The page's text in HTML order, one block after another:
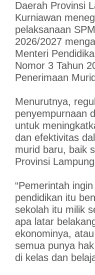
Daerah Provinsi
Kurniawan
pelaksanaan
2026/2027
Menteri
Nomor 3 Tahun
Penerimaan
Menurutnya,
penyempurnaan
untuk
dan efektivitas
murid baru, baik
Provinsi
“Pemerintah
pendidikan itu
sekolah itu milik
apa latar
ekonominya,
semua punya
di kelas dan